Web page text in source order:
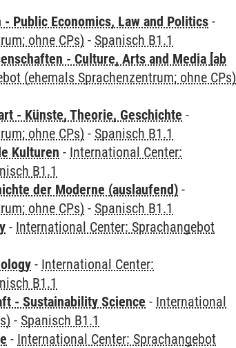
Public Economics, Law and Politics -
ohne CPs) - Spanisch B1.1
- Culture, Arts and Media [ab
(ehemals Sprachenzentrum; ohne CPs)
- Künste, Theorie, Geschichte -
ohne CPs) - Spanisch B1.1
Kulturen - International Center:
B1.1
der Moderne (auslaufend) -
ohne CPs) - Spanisch B1.1
- International Center: Sprachangebot
- International Center:
B1.1
- Sustainability Science - International
- Spanisch B1.1
- International Center: Sprachangebot